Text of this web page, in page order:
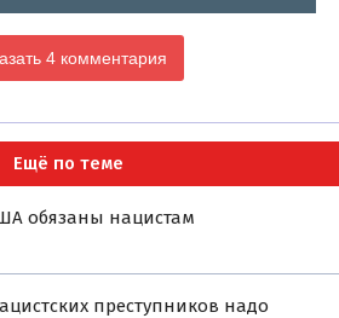
4 комментария
Ещё по теме
обязаны нацистам
преступников надо